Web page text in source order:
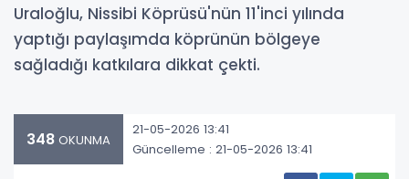
Uraloğlu, Nissibi Köprüsü'nün 11'inci yılında
yaptığı paylaşımda köprünün bölgeye
sağladığı katkılara dikkat çekti.
348 OKUNMA
21-05-2026 13:41
Güncelleme : 21-05-2026 13:41